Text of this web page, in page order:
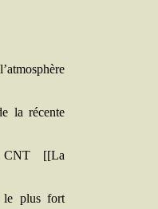
la récente
[[La
le plus fort